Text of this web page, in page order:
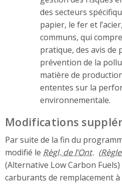
des secteurs
papier, le fer et
communs, qui
pratique, des avis de
prévention de la
matière de
ententes sur la
environnementale.
Modifications
Par suite de la fin du
modifié le Règl. de l’Ont.
(Alternative Low Carbon
carburants de remplacement